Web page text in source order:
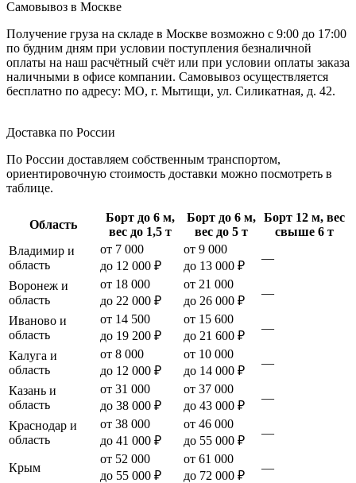
Самовывоз в Москве
Получение груза на складе в Москве возможно с 9:00 до 17:00
по будним дням при условии поступления безналичной
оплаты на наш расчётный счёт или при условии оплаты заказа
наличными в офисе компании. Самовывоз осуществляется
бесплатно по адресу: МО, г. Мытищи, ул. Силикатная, д. 42.
Доставка по России
По России доставляем собственным транспортом,
ориентировочную стоимость доставки можно посмотреть в
таблице.
Область
Борт до 6 м,
вес до 1,5 т
Борт до 6 м,
вес до 5 т
Борт 12 м, вес
свыше 6 т
Владимир и
область
от 7 000
до 12 000 ₽
от 9 000
до 13 000 ₽
—
Воронеж и
область
от 18 000
до 22 000 ₽
от 21 000
до 26 000 ₽
—
Иваново и
область
от 14 500
до 19 200 ₽
от 15 600
до 21 600 ₽
—
Калуга и
область
от 8 000
до 12 000 ₽
от 10 000
до 14 000 ₽
—
Казань и
область
от 31 000
до 38 000 ₽
от 37 000
до 43 000 ₽
—
Краснодар и
область
от 38 000
до 41 000 ₽
от 46 000
до 55 000 ₽
—
Крым
от 52 000
до 55 000 ₽
от 61 000
до 72 000 ₽
—